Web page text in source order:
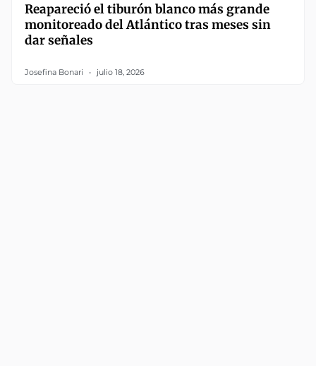
Reapareció el tiburón blanco más grande
monitoreado del Atlántico tras meses sin
dar señales
Josefina Bonari julio 18, 2026